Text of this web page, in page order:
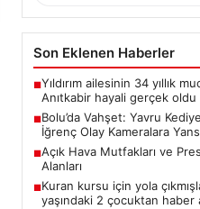
Son Eklenen Haberler
■Yıldırım ailesinin 34 yıllık
Anıtkabir hayali gerçek oldu
■Bolu’da Vahşet: Yavru
İğrenç Olay Kameralara
■Açık Hava Mutfakları ve
Alanları
■Kuran kursu için yola
yaşındaki 2 çocuktan haber